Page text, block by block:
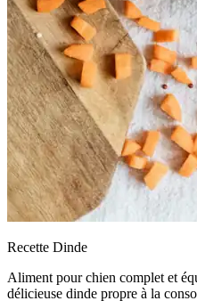
Recette Dinde
Aliment pour chien complet et
délicieuse dinde propre à la